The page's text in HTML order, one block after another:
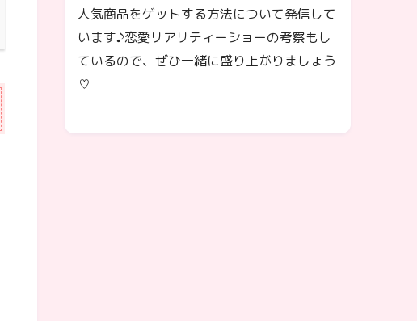
人気商品をゲットする方法について発信して
います♪恋愛リアリティーショーの考察もし
ているので、ぜひ一緒に盛り上がりましょう
♡